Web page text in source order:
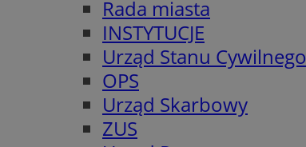
Rada miasta
INSTYTUCJE
Urząd Stanu Cywilnego
OPS
Urząd Skarbowy
ZUS